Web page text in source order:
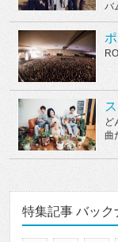
バ
ど
曲
特集記事 バック